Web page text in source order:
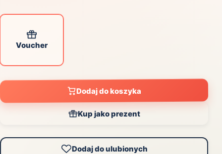
Voucher
Dodaj do koszyka
Kup jako prezent
Dodaj do ulubionych